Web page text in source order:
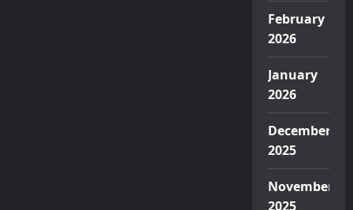
February
2026
January
2026
December
2025
November
2025